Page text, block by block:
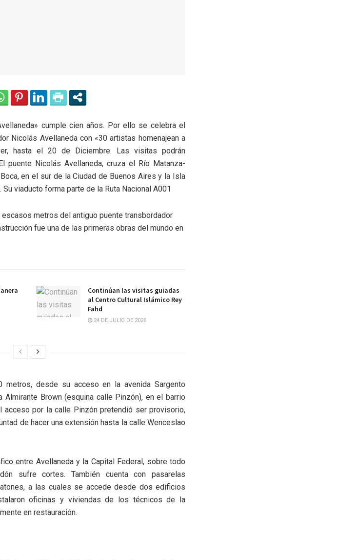
cumple cien años. Por ello se celebra el
Nicolás Avellaneda con «30 artistas homenajean a
hasta el 20 de Diciembre. Las visitas podrán
Nicolás Avellaneda, cruza el Río Matanza-
en el sur de la Ciudad de Buenos Aires y la Isla
viaducto forma parte de la Ruta Nacional A001
metros del antiguo puente transbordador
fue una de las primeras obras del mundo en
Continúan las visitas guiadas
al Centro Cultural Islámico Rey
Fahd
24 DE JULIO DE 2026
metros, desde su acceso en la avenida Sargento
Almirante Brown (esquina calle Pinzón), en el barrio
acceso por la calle Pinzón pretendió ser provisorio,
de hacer una extensión hasta la calle Wenceslao
entre Avellaneda y la Capital Federal, sobre todo
sufre cortes. También cuenta con pasarelas
a las cuales se accede desde dos edificios
oficinas y viviendas de los técnicos de la
en restauración.